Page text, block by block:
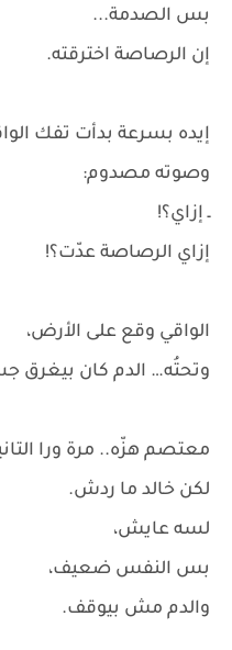
بس الصدمة...
إن الرصاصة اخترقته.
إيده بسرعة بدأت تفك
وصوته مصدوم:
ـ إزاي؟!
إزاي الرصاصة عدّت؟!
الواقي وقع على الأرض،
وتحتُه… الدم كان بيغرق
معتصم هزّه.. مرة ورا
لكن خالد ما ردش.
لسه عايش،
بس النفس ضعيف،
والدم مش بيوقف.